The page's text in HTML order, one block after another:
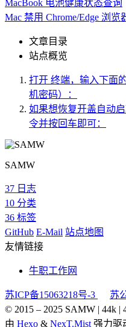
MacBook 电池健康状态查询
Mac 禁用 Chrome/Edge 浏
文章目录
站点概览
打开 终端，输入下面
机密码）：
如果想恢复开盖自动
令并按回车即可：
SAMW
37 日志
10 分类
36 标签
GitHub E-Mail 站点地图
友情链接
牛职工作网
苏ICP备15063218号-3
苏
© 2015 – 2025 SAMW | 44k |
由 Hexo & NexT.Mist 强力驱